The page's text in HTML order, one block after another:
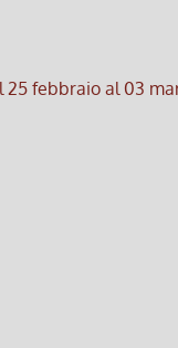
25 febbraio al 03